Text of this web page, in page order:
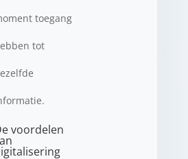
toegang
tot
voordelen